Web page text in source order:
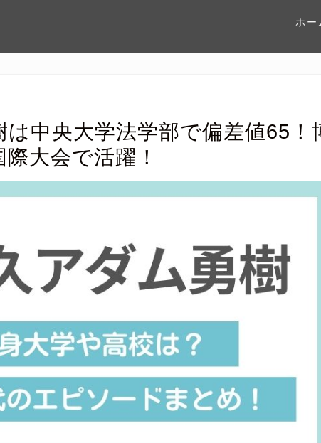
ホー
中央大学法学部で偏差値65！
大会で活躍！